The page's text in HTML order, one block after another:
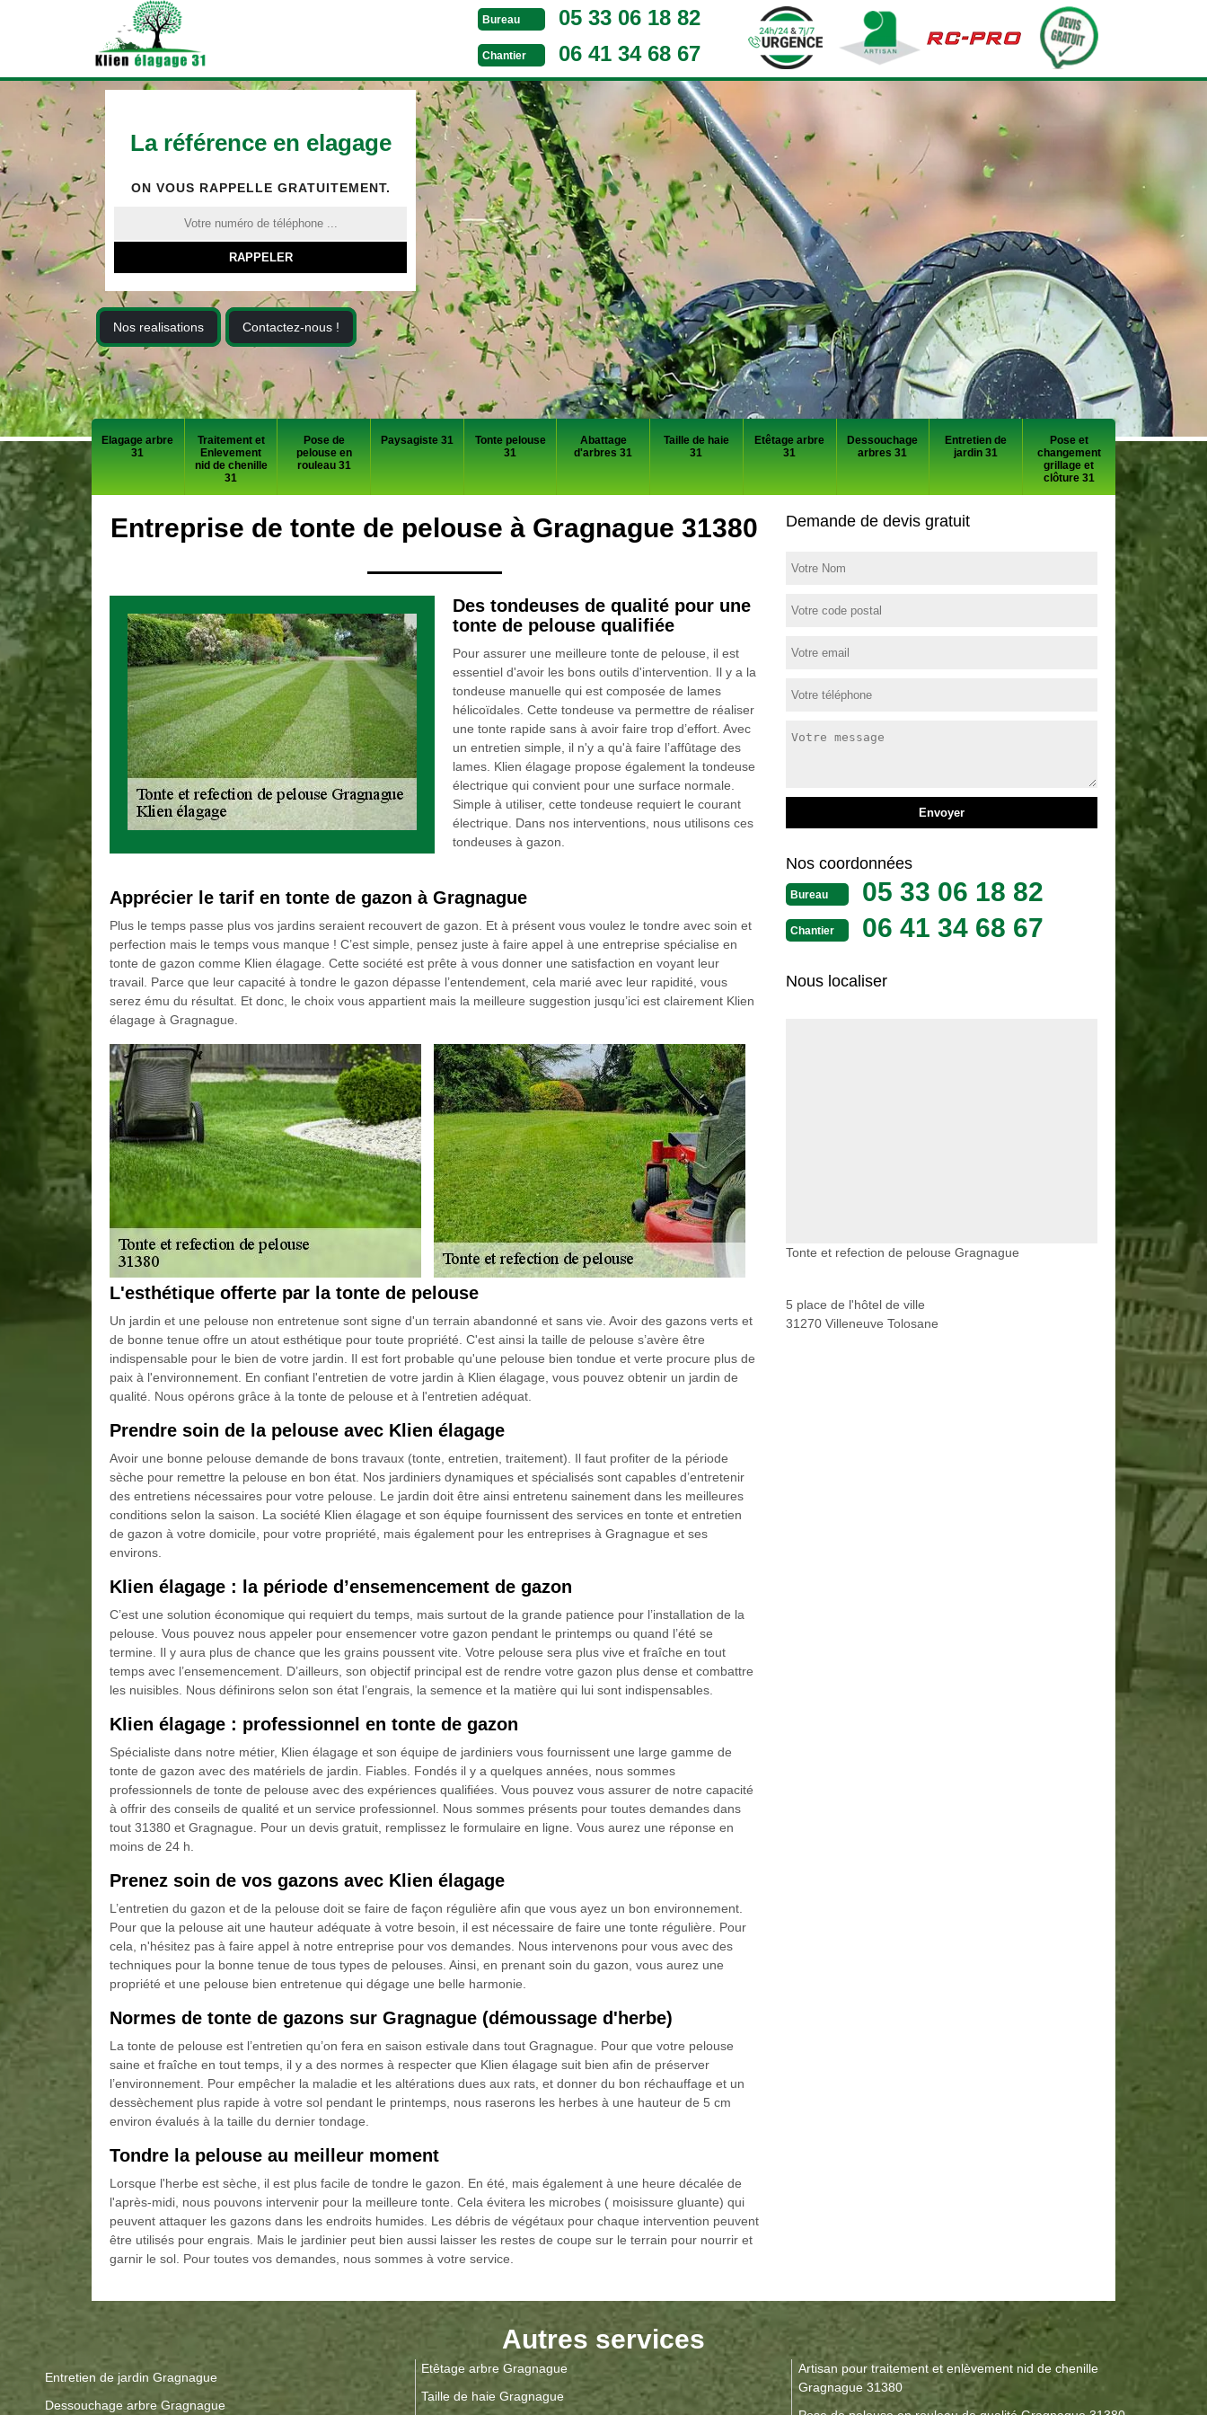
Bureau 05 33 06 18 82
Chantier 06 41 34 68 67
La référence en elagage
ON VOUS RAPPELLE GRATUITEMENT.
Nos realisations Contactez-nous !
Elagage arbre
31
Traitement et
Enlevement
nid de chenille
31
Pose de
pelouse en
rouleau 31
Paysagiste 31
Tonte pelouse
31
Abattage
d'arbres 31
Taille de haie
31
Etêtage arbre
31
Dessouchage
arbres 31
Entretien de
jardin 31
Pose et
changement
grillage et
clôture 31
Entreprise de tonte de pelouse à Gragnague 31380
Des tondeuses de qualité pour une
tonte de pelouse qualifiée
Pour assurer une meilleure tonte de pelouse, il est
essentiel d'avoir les bons outils d'intervention. Il y a la
tondeuse manuelle qui est composée de lames
hélicoïdales. Cette tondeuse va permettre de réaliser
une tonte rapide sans à avoir faire trop d’effort. Avec
un entretien simple, il n'y a qu'à faire l’affûtage des
lames. Klien élagage propose également la tondeuse
électrique qui convient pour une surface normale.
Simple à utiliser, cette tondeuse requiert le courant
électrique. Dans nos interventions, nous utilisons ces
tondeuses à gazon.
Apprécier le tarif en tonte de gazon à Gragnague
Plus le temps passe plus vos jardins seraient recouvert de gazon. Et à présent vous voulez le tondre avec soin et
perfection mais le temps vous manque ! C’est simple, pensez juste à faire appel à une entreprise spécialise en
tonte de gazon comme Klien élagage. Cette société est prête à vous donner une satisfaction en voyant leur
travail. Parce que leur capacité à tondre le gazon dépasse l’entendement, cela marié avec leur rapidité, vous
serez ému du résultat. Et donc, le choix vous appartient mais la meilleure suggestion jusqu’ici est clairement Klien
élagage à Gragnague.
L'esthétique offerte par la tonte de pelouse
Un jardin et une pelouse non entretenue sont signe d'un terrain abandonné et sans vie. Avoir des gazons verts et
de bonne tenue offre un atout esthétique pour toute propriété. C'est ainsi la taille de pelouse s’avère être
indispensable pour le bien de votre jardin. Il est fort probable qu'une pelouse bien tondue et verte procure plus de
paix à l'environnement. En confiant l'entretien de votre jardin à Klien élagage, vous pouvez obtenir un jardin de
qualité. Nous opérons grâce à la tonte de pelouse et à l'entretien adéquat.
Prendre soin de la pelouse avec Klien élagage
Avoir une bonne pelouse demande de bons travaux (tonte, entretien, traitement). Il faut profiter de la période
sèche pour remettre la pelouse en bon état. Nos jardiniers dynamiques et spécialisés sont capables d’entretenir
des entretiens nécessaires pour votre pelouse. Le jardin doit être ainsi entretenu sainement dans les meilleures
conditions selon la saison. La société Klien élagage et son équipe fournissent des services en tonte et entretien
de gazon à votre domicile, pour votre propriété, mais également pour les entreprises à Gragnague et ses
environs.
Klien élagage : la période d’ensemencement de gazon
C’est une solution économique qui requiert du temps, mais surtout de la grande patience pour l’installation de la
pelouse. Vous pouvez nous appeler pour ensemencer votre gazon pendant le printemps ou quand l’été se
termine. Il y aura plus de chance que les grains poussent vite. Votre pelouse sera plus vive et fraîche en tout
temps avec l’ensemencement. D’ailleurs, son objectif principal est de rendre votre gazon plus dense et combattre
les nuisibles. Nous définirons selon son état l’engrais, la semence et la matière qui lui sont indispensables.
Klien élagage : professionnel en tonte de gazon
Spécialiste dans notre métier, Klien élagage et son équipe de jardiniers vous fournissent une large gamme de
tonte de gazon avec des matériels de jardin. Fiables. Fondés il y a quelques années, nous sommes
professionnels de tonte de pelouse avec des expériences qualifiées. Vous pouvez vous assurer de notre capacité
à offrir des conseils de qualité et un service professionnel. Nous sommes présents pour toutes demandes dans
tout 31380 et Gragnague. Pour un devis gratuit, remplissez le formulaire en ligne. Vous aurez une réponse en
moins de 24 h.
Prenez soin de vos gazons avec Klien élagage
L’entretien du gazon et de la pelouse doit se faire de façon régulière afin que vous ayez un bon environnement.
Pour que la pelouse ait une hauteur adéquate à votre besoin, il est nécessaire de faire une tonte régulière. Pour
cela, n'hésitez pas à faire appel à notre entreprise pour vos demandes. Nous intervenons pour vous avec des
techniques pour la bonne tenue de tous types de pelouses. Ainsi, en prenant soin du gazon, vous aurez une
propriété et une pelouse bien entretenue qui dégage une belle harmonie.
Normes de tonte de gazons sur Gragnague (démoussage d'herbe)
La tonte de pelouse est l’entretien qu’on fera en saison estivale dans tout Gragnague. Pour que votre pelouse
saine et fraîche en tout temps, il y a des normes à respecter que Klien élagage suit bien afin de préserver
l’environnement. Pour empêcher la maladie et les altérations dues aux rats, et donner du bon réchauffage et un
dessèchement plus rapide à votre sol pendant le printemps, nous raserons les herbes à une hauteur de 5 cm
environ évalués à la taille du dernier tondage.
Tondre la pelouse au meilleur moment
Lorsque l'herbe est sèche, il est plus facile de tondre le gazon. En été, mais également à une heure décalée de
l'après-midi, nous pouvons intervenir pour la meilleure tonte. Cela évitera les microbes ( moisissure gluante) qui
peuvent attaquer les gazons dans les endroits humides. Les débris de végétaux pour chaque intervention peuvent
être utilisés pour engrais. Mais le jardinier peut bien aussi laisser les restes de coupe sur le terrain pour nourrir et
garnir le sol. Pour toutes vos demandes, nous sommes à votre service.
Demande de devis gratuit
Nos coordonnées
Bureau 05 33 06 18 82
Chantier 06 41 34 68 67
Nous localiser
Tonte et refection de pelouse Gragnague
5 place de l'hôtel de ville
31270 Villeneuve Tolosane
Autres services
Entretien de jardin Gragnague
Dessouchage arbre Gragnague
Etêtage arbre Gragnague
Taille de haie Gragnague
Artisan pour traitement et enlèvement nid de chenille
Gragnague 31380